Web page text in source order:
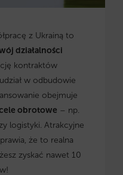
z Ukrainą to
działalności
kontraktów
w odbudowie
obejmuje
obrotowe – np.
logistyki. Atrakcyjne
że to realna
zyskać nawet 10